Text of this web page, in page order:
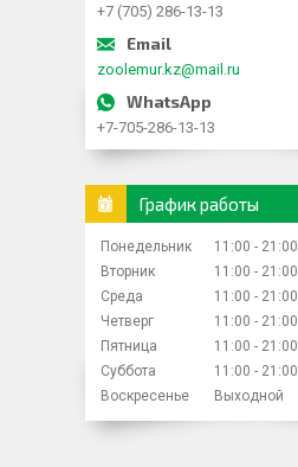
+7 (705) 286-13-13
zoolemur.kz@mail.ru
+7-705-286-13-13
График работы
Понедельник 11:00
21:00
Вторник
11:00
21:00
Среда
11:00
21:00
Четверг
11:00
21:00
Пятница
11:00
21:00
Суббота
11:00
21:00
Воскресенье
Выходной